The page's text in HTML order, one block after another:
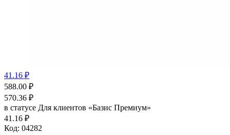
41.16 ₽
588.00 ₽
570.36 ₽
в статусе Для клиентов «Базис Премиум»
41.16 ₽
Код: 04282